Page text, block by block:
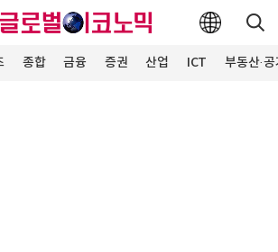
종합 금융 증권 산업 ICT 부동산·